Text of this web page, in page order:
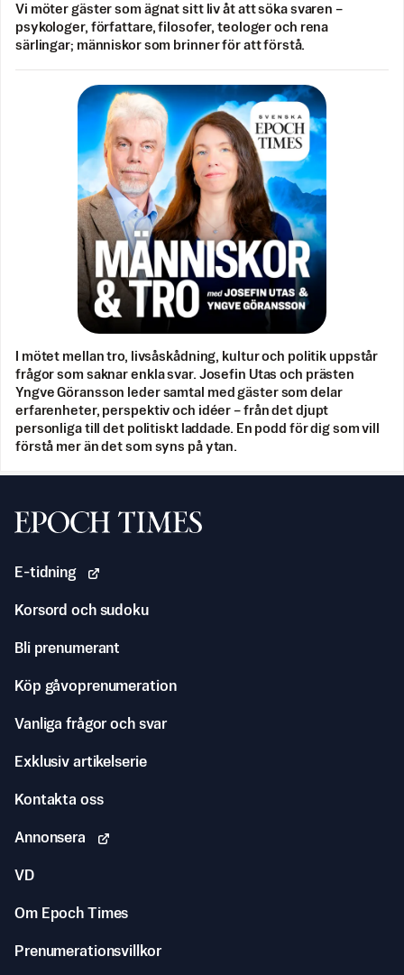
Vi möter gäster som ägnat sitt liv åt att söka svaren –
psykologer, författare, filosofer, teologer och rena
särlingar; människor som brinner för att förstå.
I mötet mellan tro, livsåskådning, kultur och politik uppstår
frågor som saknar enkla svar. Josefin Utas och prästen
Yngve Göransson leder samtal med gäster som delar
erfarenheter, perspektiv och idéer – från det djupt
personliga till det politiskt laddade. En podd för dig som vill
förstå mer än det som syns på ytan.
Svenska Epoch Times
E-tidning
Korsord och sudoku
Bli prenumerant
Köp gåvoprenumeration
Vanliga frågor och svar
Exklusiv artikelserie
Kontakta oss
Annonsera
VD
Om Epoch Times
Prenumerationsvillkor